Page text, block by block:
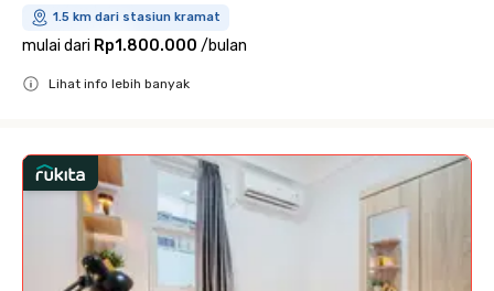
1.5 km dari stasiun kramat
mulai dari Rp1.800.000 /bulan
Lihat info lebih banyak